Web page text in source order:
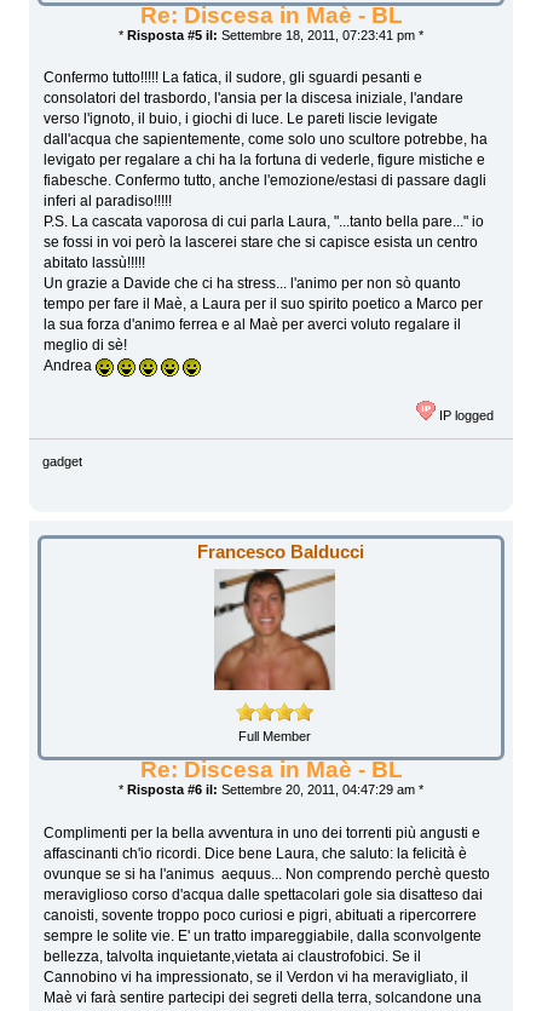
Re: Discesa in Maè - BL
* Risposta #5 il: Settembre 18, 2011, 07:23:41 pm *
Confermo tutto!!!!! La fatica, il sudore, gli sguardi pesanti e
consolatori del trasbordo, l'ansia per la discesa iniziale, l'andare
verso l'ignoto, il buio, i giochi di luce. Le pareti liscie levigate
dall'acqua che sapientemente, come solo uno scultore potrebbe, ha
levigato per regalare a chi ha la fortuna di vederle, figure mistiche e
fiabesche. Confermo tutto, anche l'emozione/estasi di passare dagli
inferi al paradiso!!!!!
P.S. La cascata vaporosa di cui parla Laura, "...tanto bella pare..." io
se fossi in voi però la lascerei stare che si capisce esista un centro
abitato lassù!!!!!
Un grazie a Davide che ci ha stress... l'animo per non sò quanto
tempo per fare il Maè, a Laura per il suo spirito poetico a Marco per
la sua forza d'animo ferrea e al Maè per averci voluto regalare il
meglio di sè!
Andrea
IP logged
gadget
Francesco Balducci
Full Member
Re: Discesa in Maè - BL
* Risposta #6 il: Settembre 20, 2011, 04:47:29 am *
Complimenti per la bella avventura in uno dei torrenti più angusti e
affascinanti ch'io ricordi. Dice bene Laura, che saluto: la felicità è
ovunque se si ha l'animus aequus... Non comprendo perchè questo
meraviglioso corso d'acqua dalle spettacolari gole sia disatteso dai
canoisti, sovente troppo poco curiosi e pigri, abituati a ripercorrere
sempre le solite vie. E' un tratto impareggiabile, dalla sconvolgente
bellezza, talvolta inquietante,vietata ai claustrofobici. Se il
Cannobino vi ha impressionato, se il Verdon vi ha meravigliato, il
Maè vi farà sentire partecipi dei segreti della terra, solcandone una